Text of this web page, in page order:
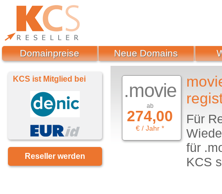
.movie
ab
274,00
€ / Jahr *
Für
für
KCS
KCS ist Mitglied bei
Reseller werden
Domainpreise Neue Domains